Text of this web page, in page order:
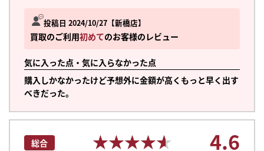
投稿日 2024/10/27 新橋店
買取のご利用初めてのお客様のレビュー
気に入った点・気に入らなかった点
購入しかなかったけど予想外に金額が高くもっと早く出す
べきだった。
総合 ★★★★★
★★★★★ 4.6
まずは
かんたん30秒でお試し査定